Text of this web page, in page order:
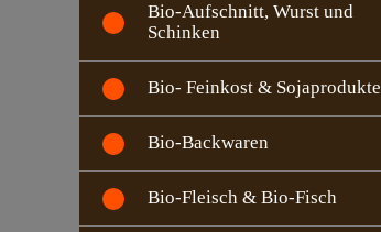
Bio-Aufschnitt, Wurst und
Schinken
Bio- Feinkost & Sojaprodukte
Bio-Backwaren
Bio-Fleisch & Bio-Fisch